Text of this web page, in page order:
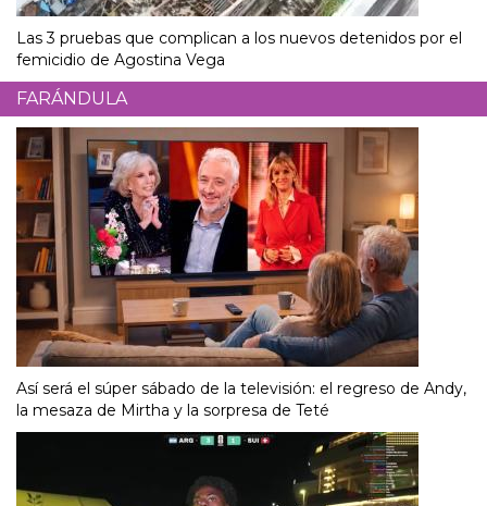
Las 3 pruebas que complican a los nuevos detenidos por el
femicidio de Agostina Vega
FARÁNDULA
Así será el súper sábado de la televisión: el regreso de Andy,
la mesaza de Mirtha y la sorpresa de Teté